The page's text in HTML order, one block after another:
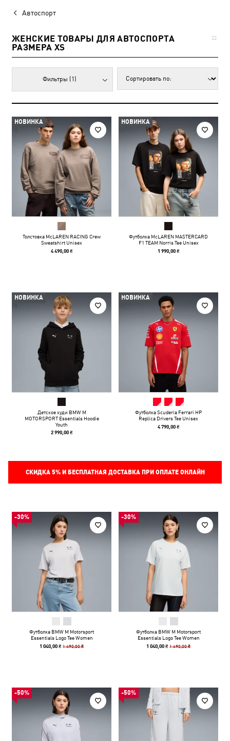
Автоспорт
ЖЕНСКИЕ ТОВАРЫ ДЛЯ АВТОСПОРТА
РАЗМЕРА XS
22
Фильтры (1)
НОВИНКА
Толстовка McLAREN RACING Crew
Sweatshirt Unisex
4 490,00 ₴
НОВИНКА
Футболка McLAREN MASTERCARD
F1 TEAM Norris Tee Unisex
1 990,00 ₴
НОВИНКА
Детское худи BMW M
MOTORSPORT Essentials Hoodie
Youth
2 990,00 ₴
НОВИНКА
Футболка Scuderia Ferrari HP
Replica Drivers Tee Unisex
4 790,00 ₴
СКИДКА 5%И БЕСПЛАТНАЯ ДОСТАВКА ПРИ ОПЛАТЕ ОНЛАЙН
-30%
Футболка BMW M Motorsport
Essentials Logo Tee Women
1 040,00 ₴1 490,00 ₴
-30%
Футболка BMW M Motorsport
Essentials Logo Tee Women
1 040,00 ₴1 490,00 ₴
-50% -50%